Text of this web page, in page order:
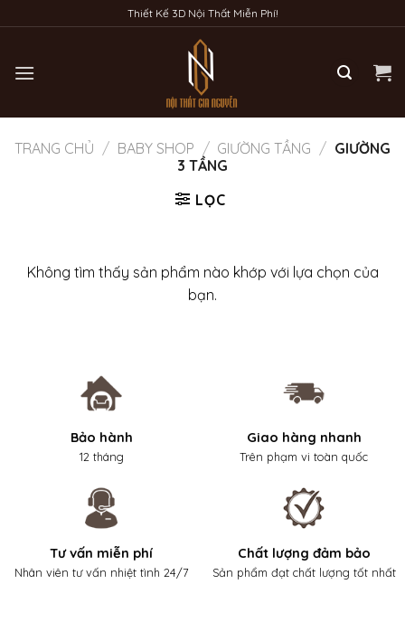
qua
dung
Thiết Kế 3D Nội Thất Miễn Phí!
TRANG CHỦ / BABY SHOP / GIƯỜNG TẦNG / GIƯỜNG
3 TẦNG
LỌC
Không tìm thấy sản phẩm nào khớp với lựa chọn của
bạn.
Bảo hành
12 tháng
Giao hàng nhanh
Trên phạm vi toàn quốc
Tư vấn miễn phí
Nhân viên tư vấn nhiệt tình 24/7
Chất lượng đảm bảo
Sản phẩm đạt chất lượng tốt nhất